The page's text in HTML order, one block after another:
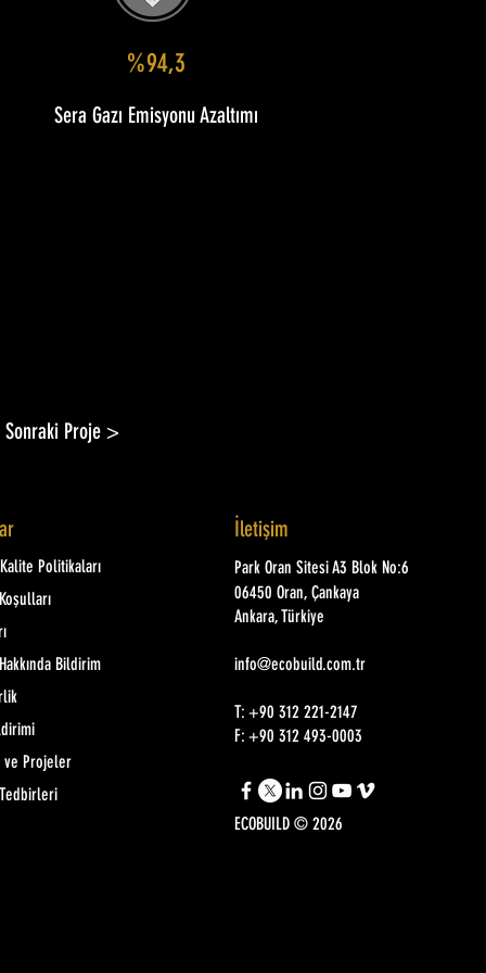
%94,3
Sera Gazı Emisyonu Azaltımı
Sonraki Proje >
Politikaları
Bildirim
ve Projeler
Tedbirleri
İletişim
Park Oran Sitesi A3 Blok No:6
06450 Oran, Çankaya
Ankara, Türkiye
info@ecobuild.com.tr
T: +90 312 221-2147
F: +90 312 493-0003
ECOBUILD © 2026